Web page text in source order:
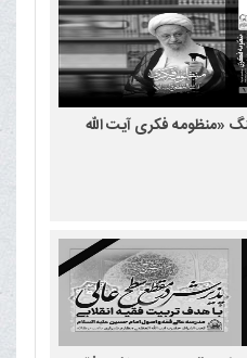
«منظومه فکری آیت الله